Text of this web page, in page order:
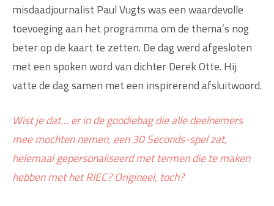
misdaadjournalist Paul Vugts was een waardevolle
toevoeging aan het programma om de thema’s nog
beter op de kaart te zetten. De dag werd afgesloten
met een spoken word van dichter Derek Otte. Hij
vatte de dag samen met een inspirerend afsluitwoord.
Wist je dat… er in de goodiebag die alle deelnemers
mee mochten nemen, een 30 Seconds-spel zat,
helemaal gepersonaliseerd met termen die te maken
hebben met het RIEC? Origineel, toch?